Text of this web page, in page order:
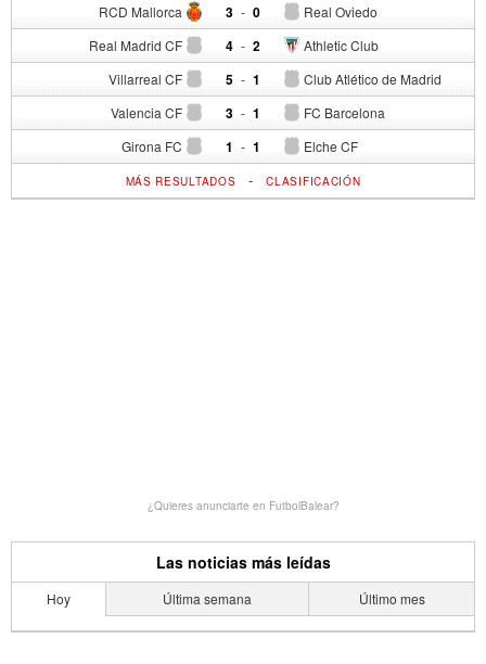
RCD Mallorca 3 - Real Oviedo
0
Real Madrid CF 4 - Athletic Club
2
Villarreal CF 5 - Club Atlético de Madrid
1
Valencia CF 3 - FC Barcelona
1
Girona FC 1 - Elche CF
1
MÁS RESULTADOS -CLASIFICACIÓN
¿Quieres anunciarte en FutbolBalear?
Las noticias más leídas
Hoy Última semana Último mes